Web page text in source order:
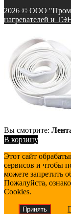
2026 © ООО
нагревателей и
Вы смотрите:
В корзину
Этот сайт
сервисов и чтобы
можете запретить
Пожалуйста,
Cookies.
Принять